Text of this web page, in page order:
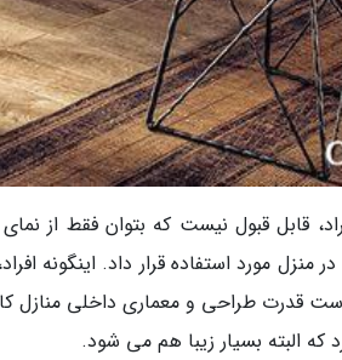
قابل قبول نیست که بتوان فقط از
مورد استفاده قرار داد. اینگونه
قدرت طراحی و معماری داخلی منازل
که البته بسیار زیبا هم می شود.